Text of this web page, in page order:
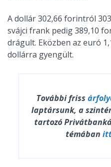
A dollár 302,66 forintról
svájci frank pedig 389,10
drágult. Eközben az euró
dollárra gyengült.
További friss
laptársunk, a
tartozó
témában